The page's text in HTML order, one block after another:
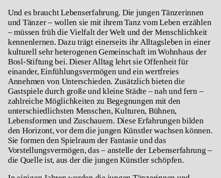
Und es braucht Lebenserfahrung. Die jungen Tänzerinnen
und Tänzer – wollen sie mit ihrem Tanz vom Leben erzählen
– müssen früh die Vielfalt der Welt und der Menschlichkeit
kennenlernen. Dazu trägt einerseits ihr Alltagsleben in einer
kulturell sehr heterogenen Gemeinschaft im Wohnhaus der
Bosl-Stiftung bei. Dieser Alltag lehrt sie Offenheit für
einander, Einfühlungsvermögen und ein wertfreies
Annehmen von Unterschieden. Zusätzlich bieten die
Gastspiele durch große und kleine Städte – nah und fern –
zahlreiche Möglichkeiten zu Begegnungen mit den
unterschiedlichsten Menschen, Kulturen, Bühnen,
Lebensformen und Zuschauern. Diese Erfahrungen bilden
den Horizont, vor dem die jungen Künstler wachsen können.
Sie formen den Spielraum der Fantasie und das
Vorstellungsvermögen, das – anstelle der Lebenserfahrung –
die Quelle ist, aus der die jungen Künstler schöpfen.